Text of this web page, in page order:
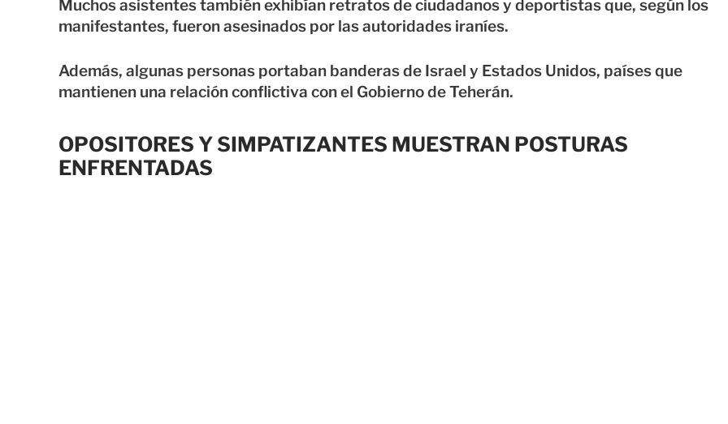
Muchos asistentes también exhibían retratos de ciudadanos y deportistas que, según los
manifestantes, fueron asesinados por las autoridades iraníes.
Además, algunas personas portaban banderas de Israel y Estados Unidos, países que
mantienen una relación conflictiva con el Gobierno de Teherán.
OPOSITORES Y SIMPATIZANTES MUESTRAN POSTURAS
ENFRENTADAS